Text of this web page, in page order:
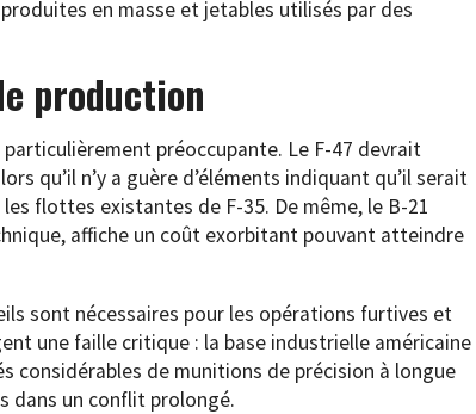
en masse et jetables utilisés par des
production
préoccupante. Le F-47 devrait
qu’il n’y a guère d’éléments indiquant qu’il serait
flottes existantes de F-35. De même, le B-21
affiche un coût exorbitant pouvant atteindre
sont nécessaires pour les opérations furtives et
une faille critique : la base industrielle américaine
considérables de munitions de précision à longue
dans un conflit prolongé.